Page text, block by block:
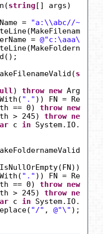
string [] args)
=
"a:\\abc//
=
string
) throw new
"." )) FN =
== 0) throw new
> 245) throw new
c in
"." )) FN =
== 0) throw new
> 245) throw new
c in
"/" , @"\" );